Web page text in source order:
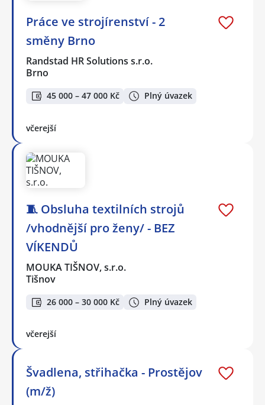
Práce ve strojírenství - 2
směny Brno
Randstad HR Solutions s.r.o.
Brno
45 000 – 47 000 Kč Plný úvazek
včerejší
🧵 Obsluha textilních strojů
/vhodnější pro ženy/ - BEZ
VÍKENDŮ
MOUKA TIŠNOV, s.r.o.
Tišnov
26 000 – 30 000 Kč Plný úvazek
včerejší
Švadlena, střihačka - Prostějov
(m/ž)